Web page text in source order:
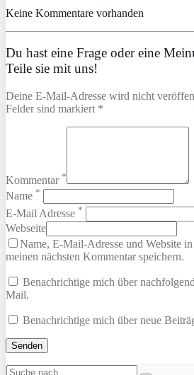
Keine Kommentare vorhanden
Du hast eine Frage oder eine
Teile sie mit uns!
Deine E-Mail-Adresse wird nicht
Felder sind markiert *
Kommentar *
Name *
E-Mail Adresse *
Webseite
Name, E-Mail-Adresse und Website
meinen nächsten Kommentar speichern.
Benachrichtige mich über
Mail.
Benachrichtige mich über neue